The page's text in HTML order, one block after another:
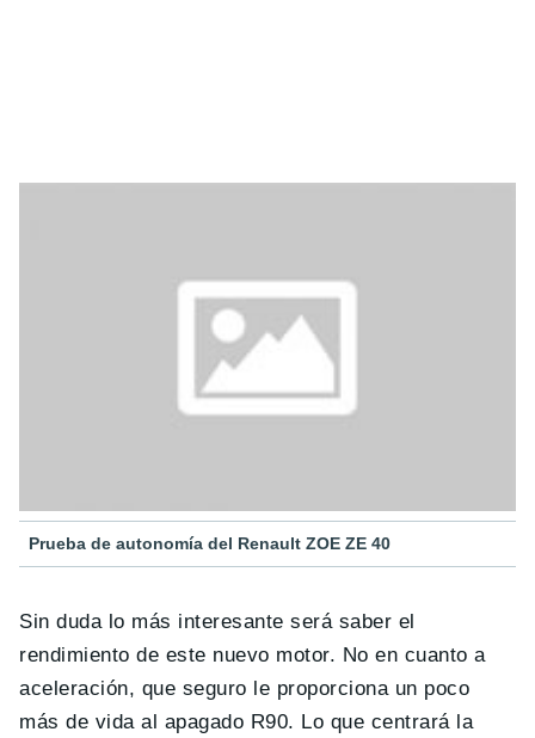
Prueba de autonomía del Renault ZOE ZE 40
Sin duda lo más interesante será saber el
rendimiento de este nuevo motor. No en cuanto a
aceleración, que seguro le proporciona un poco
más de vida al apagado R90. Lo que centrará la